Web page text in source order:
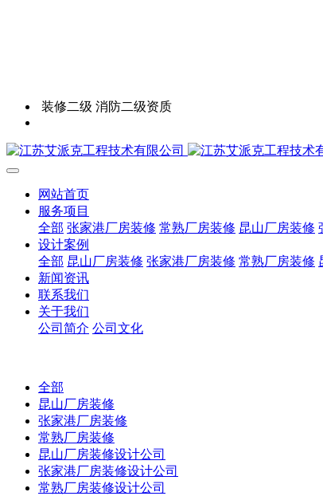
装修二级 消防二级资质
网站首页
服务项目
全部 张家港厂房装修 常熟厂房装修 昆山厂房装修
设计案例
全部 昆山厂房装修 张家港厂房装修 常熟厂房装修
新闻资讯
联系我们
关于我们
公司简介 公司文化
全部
昆山厂房装修
张家港厂房装修
常熟厂房装修
昆山厂房装修设计公司
张家港厂房装修设计公司
常熟厂房装修设计公司